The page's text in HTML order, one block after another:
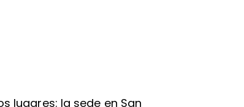
lugares: la sede en San